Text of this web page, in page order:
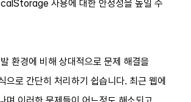
사용에 대한 안정성을 높일 수
환경에 비해 상대적으로 문제 해결을
으로 간단히 처리하기 쉽습니다. 최근 웹에